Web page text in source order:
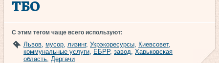
ТБО
С этим тегом чаще всего используют:
Львов, мусор, лизинг, Укрэкоресурсы, Киевсовет,
коммунальные услуги, ЕБРР, завод, Харьковская
область, Дергачи